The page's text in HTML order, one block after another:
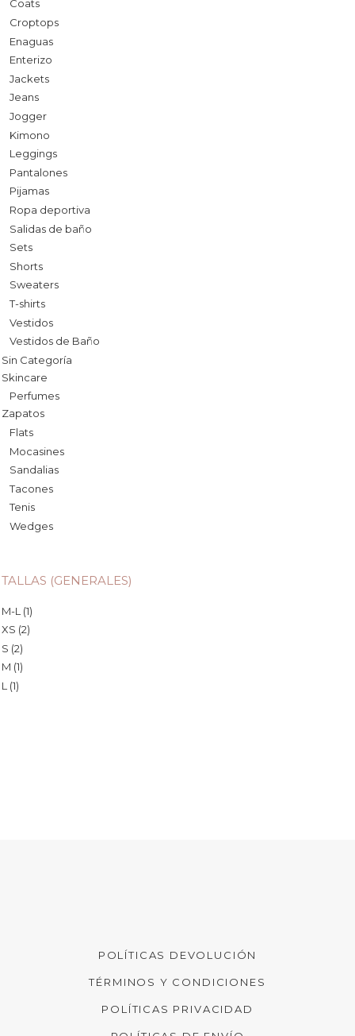
Coats
Croptops
Enaguas
Enterizo
Jackets
Jeans
Jogger
Kimono
Leggings
Pantalones
Pijamas
Ropa deportiva
Salidas de baño
Sets
Shorts
Sweaters
T-shirts
Vestidos
Vestidos de Baño
Sin Categoría
Skincare
Perfumes
Zapatos
Flats
Mocasines
Sandalias
Tacones
Tenis
Wedges
TALLAS (GENERALES)
M-L (1)
XS (2)
S (2)
M (1)
L (1)
POLÍTICAS DEVOLUCIÓN
TÉRMINOS Y CONDICIONES
POLÍTICAS PRIVACIDAD